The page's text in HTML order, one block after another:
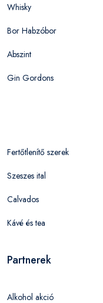
Whisky
Bor Habzóbor
Abszint
Gin Gordons
Fertőtlenítő szerek
Szeszes ital
Calvados
Kávé és tea
Partnerek
Alkohol akció